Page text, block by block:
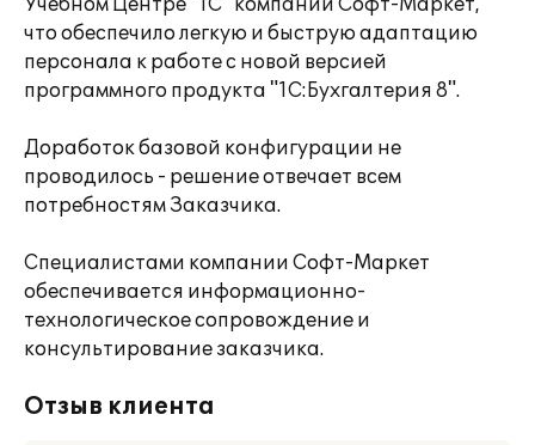
Учебном Центре "1С" компании Софт-Маркет,
что обеспечило легкую и быструю адаптацию
персонала к работе с новой версией
программного продукта "1С:Бухгалтерия 8".
Доработок базовой конфигурации не
проводилось - решение отвечает всем
потребностям Заказчика.
Специалистами компании Софт-Маркет
обеспечивается информационно-
технологическое сопровождение и
консультирование заказчика.
Отзыв клиента